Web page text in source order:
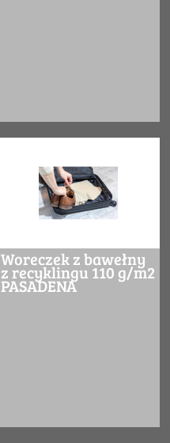
Woreczek z bawełny
z recyklingu 110 g/m2
PASADENA